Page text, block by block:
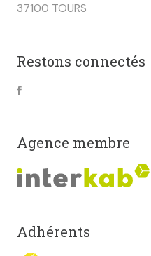
37100 TOURS
Restons connectés
Agence membre
Adhérents